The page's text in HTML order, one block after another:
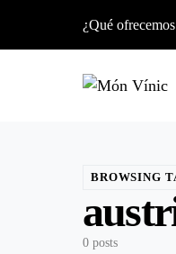
¿Qué
BROWSING
0 posts